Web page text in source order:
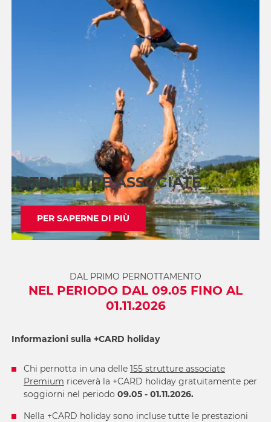
STRUTTURE ASSOCIATE
PER SAPERNE DI PIÙ
DAL PRIMO PERNOTTAMENTO
NEL PERIODO DAL 09.05 FINO AL
01.11.2026
Informazioni sulla +CARD holiday
Chi pernotta in una delle 155 strutture associate
Premium riceverà la +CARD holiday gratuitamente per
soggiorni nel periodo 09.05 - 01.11.2026.
Nella +CARD holiday sono incluse tutte le prestazioni